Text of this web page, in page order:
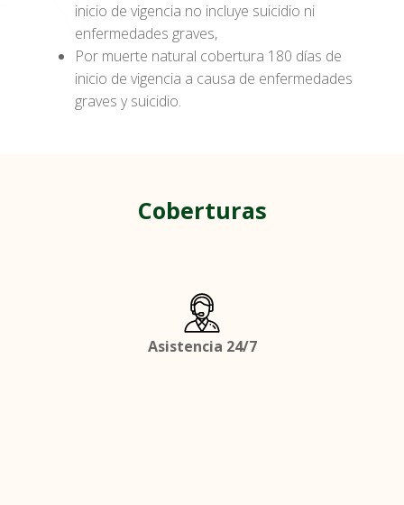
inicio de vigencia no incluye suicidio ni
enfermedades graves,
Por muerte natural cobertura 180 días de
inicio de vigencia a causa de enfermedades
graves y suicidio.
Coberturas
Asistencia 24/7